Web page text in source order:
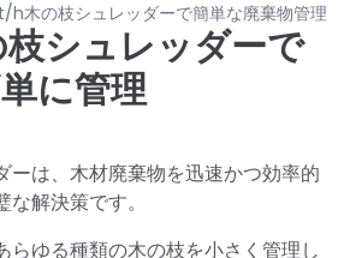
h木の枝シュレッダーで簡単な廃棄物管理
シュレッダーで
に管理
ーは、木材廃棄物を迅速かつ効率的
解決策です。
らゆる種類の木の枝を小さく管理し